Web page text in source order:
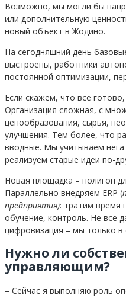
Возможно, мы могли бы
или дополнительную
новый объект в Жодино.
На сегодняшний день
выстроены, работники
постоянной оптимизации,
Если скажем, что все
Организация сложная, с
ценообразования, сырья,
улучшения. Тем более, что
вводные. Мы учитываем
реализуем старые идеи по-
Новая площадка – полигон
Параллельно внедряем ERP (
предприятия): тратим время
обучение, контроль. Не все
цифровизация – мы только в
Нужно ли
управляющим?
– Сейчас я выполняю роль